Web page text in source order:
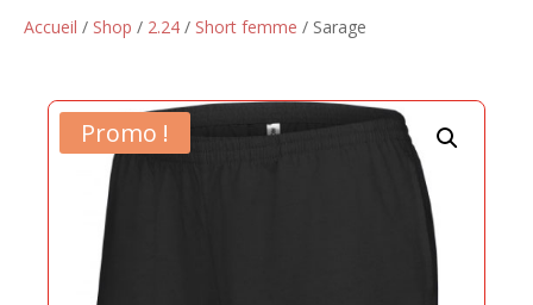
Accueil / Shop / 2.24 / Short femme / Sarage
Promo !